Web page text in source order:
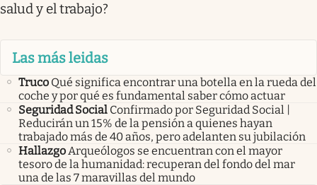
salud y el trabajo?
Las más leidas
Truco Qué significa encontrar una botella en la rueda del
coche y por qué es fundamental saber cómo actuar
Seguridad Social Confirmado por Seguridad Social |
Reducirán un 15% de la pensión a quienes hayan
trabajado más de 40 años, pero adelanten su jubilación
HallazgoArqueólogos se encuentran con el mayor
tesoro de la humanidad: recuperan del fondo del mar
una de las 7 maravillas del mundo